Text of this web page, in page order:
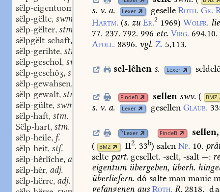
sëlp-eigentuom
sëlp-gëlte, swm.
sëlp-gëlter, stm.
sëlpgëlt-schaft,
sëlp-gerihte, stn.
sëlp-geschol, swm.
sëlp-geschôʒ, stn.
sëlp-gewahsen,
sëlp-gewalt, stmf.
sëlp-gülte, swm.
sëlp-haft, stm.
Sëlp-hart, stm.
sëlp-heile, f.
sëlp-heit, stf.
sëlp-hêrlîche, adv.
sëlp-hêr, adj.
sëlp-hërre, adj.
s. v. a. Lexer geselle Roth. Gr.
Hartm. (s. zu Er.2 1969) Wolfr.
77. 237. 792. 996 etc. Virg. 694,10.
Apoll. 8896. vgl. Z. 5,113.
sel-lêhen s. Lexer
FindeB sellen swv. ( BMZ
s. v. a. Lexer gesellen Glaub.
NLexer FindeB sellen,
(
BMZ II2. 33b) salen Np. 10.
selte part. gesellet. -selt, -salt —:
eigentum übergeben, überh.
überliefern. dô salte man manic
gefangenen aus Roth. R. 2818.